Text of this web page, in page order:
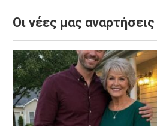
Οι νέες μας αναρτήσεις